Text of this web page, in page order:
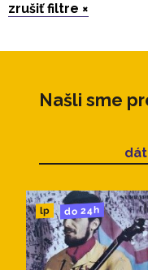
zrušiť filtre ×
Našli sme
lp do 24h